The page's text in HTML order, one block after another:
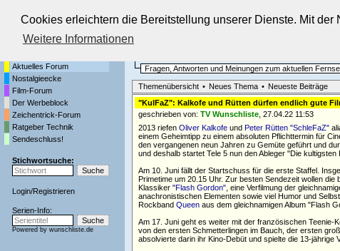
Cookies erleichtern die Bereitstellung unserer Dienste. Mit
Weitere Informationen
Die Fernseh-Diskussionsforen von
Aktuelles Forum
Nostalgieecke
Film-Forum
Der Werbeblock
Zeichentrick-Forum
Ratgeber Technik
Sendeschluss!
Stichwortsuche:
Login/Registrieren
Serien-Info:
Powered by wunschliste.de
Fragen, Antworten und Meinungen zum aktuellen
Themenübersicht • Neues Thema • Neueste Beiträge
"KulFaZ": Kalkofe und Rütten dürfen endlich gute
geschrieben von: TV Wunschliste, 27.04.22 11:53
2013 riefen Oliver Kalkofe und Peter Rütten "SchleFaZ"
einem Geheimtipp zu einem absoluten Pflichttermin für
den vergangenen neun Jahren zu Gemüte geführt und
und deshalb startet Tele 5 nun den Ableger "Die kultigsten
Am 10. Juni fällt der Startschuss für die erste Staffel.
Primetime um 20.15 Uhr. Zur besten Sendezeit wollen
Klassiker "Flash Gordon", eine Verfilmung der
anachronistischen Elementen sowie viel Humor und
Rockband Queen aus dem gleichnamigen Album "Flash
Am 17. Juni geht es weiter mit der französischen Teenie-
von den ersten Schmetterlingen im Bauch, der ersten
absolvierte darin ihr Kino-Debüt und spielte die 13-jährige